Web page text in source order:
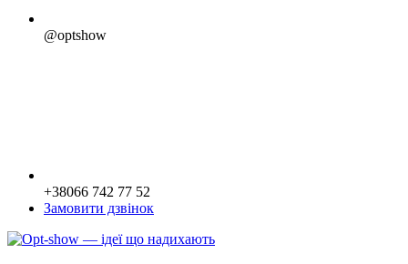
@optshow
+38066 742 77 52
Замовити дзвінок